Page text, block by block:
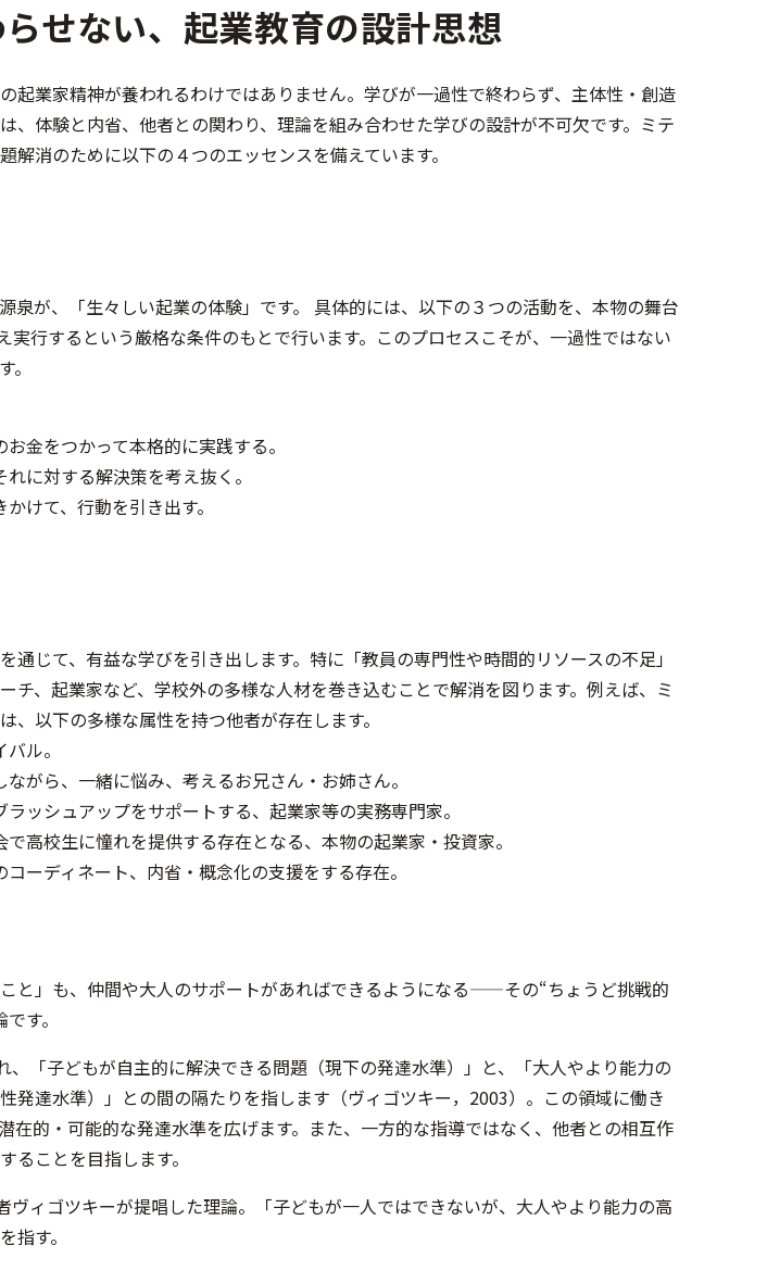
せない、起業教育の設計思想
起業家精神が養われるわけではありません。学びが一過性で終わらず、主体性・創造
、体験と内省、他者との関わり、理論を組み合わせた学びの設計が不可欠です。ミテ
解消のために以下の４つのエッセンスを備えています。
泉が、「生々しい起業の体験」です。 具体的には、以下の３つの活動を、本物の舞台
実行するという厳格な条件のもとで行います。このプロセスこそが、一過性ではない
。
金をつかって本格的に実践する。
に対する解決策を考え抜く。
けて、行動を引き出す。
じて、有益な学びを引き出します。特に「教員の専門性や時間的リソースの不足」
チ、起業家など、学校外の多様な人材を巻き込むことで解消を図ります。例えば、ミ
、以下の多様な属性を持つ他者が存在します。
ル。
がら、一緒に悩み、考えるお兄さん・お姉さん。
ッシュアップをサポートする、起業家等の実務専門家。
高校生に憧れを提供する存在となる、本物の起業家・投資家。
ーディネート、内省・概念化の支援をする存在。
と」も、仲間や大人のサポートがあればできるようになる——その“ちょうど挑戦的
す。
「子どもが自主的に解決できる問題（現下の発達水準）」と、「大人やより能力の
発達水準）」との間の隔たりを指します（ヴィゴツキー，2003）。この領域に働き
在的・可能的な発達水準を広げます。また、一方的な指導ではなく、他者との相互作
ることを目指します。
ィゴツキーが提唱した理論。「子どもが一人ではできないが、大人やより能力の高
指す。